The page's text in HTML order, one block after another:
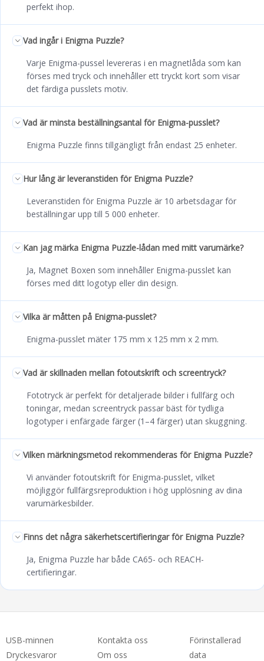
perfekt ihop.
Vad ingår i Enigma Puzzle?
Varje Enigma-pussel levereras i en magnetlåda som kan
förses med tryck och innehåller ett tryckt kort som visar
det färdiga pusslets motiv.
Vad är minsta beställningsantal för Enigma-pusslet?
Enigma Puzzle finns tillgängligt från endast 25 enheter.
Hur lång är leveranstiden för Enigma Puzzle?
Leveranstiden för Enigma Puzzle är 10 arbetsdagar för
beställningar upp till 5 000 enheter.
Kan jag märka Enigma Puzzle-lådan med mitt varumärke?
Ja, Magnet Boxen som innehåller Enigma-pusslet kan
förses med ditt logotyp eller din design.
Vilka är måtten på Enigma-pusslet?
Enigma-pusslet mäter 175 mm x 125 mm x 2 mm.
Vad är skillnaden mellan fotoutskrift och screentryck?
Fototryck är perfekt för detaljerade bilder i fullfärg och
toningar, medan screentryck passar bäst för tydliga
logotyper i enfärgade färger (1–4 färger) utan skuggning.
Vilken märkningsmetod rekommenderas för Enigma Puzzle?
Vi använder fotoutskrift för Enigma-pusslet, vilket
möjliggör fullfärgsreproduktion i hög upplösning av dina
varumärkesbilder.
Finns det några säkerhetscertifieringar för Enigma Puzzle?
Ja, Enigma Puzzle har både CA65- och REACH-
certifieringar.
USB-minnen
Dryckesvaror
Kontakta oss
Om oss
Förinstallerad
data